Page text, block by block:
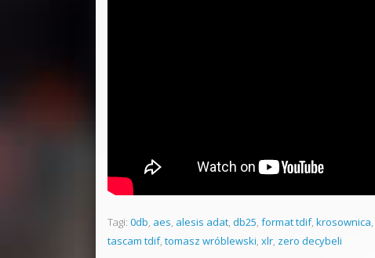
Tagi: 0db, aes, alesis adat, db25, format tdif, krosownica,
tascam tdif, tomasz wróblewski, xlr, zero decybeli